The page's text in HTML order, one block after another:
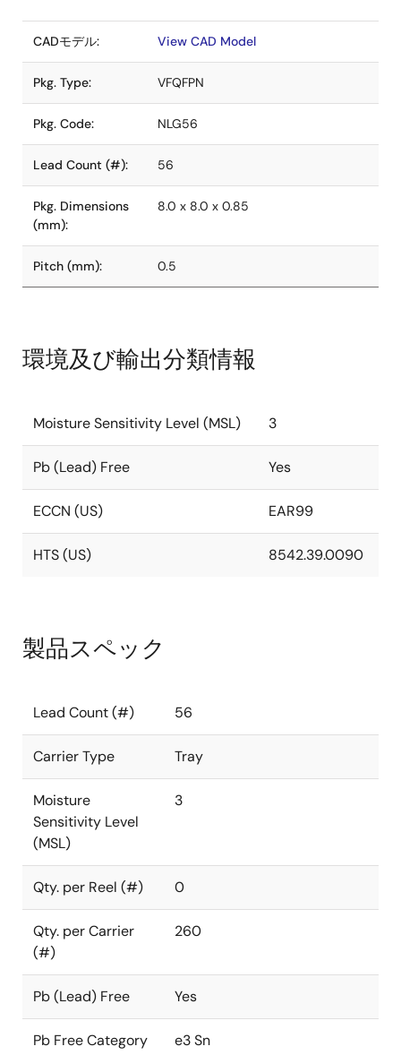
CADモデル: View CAD Model
Pkg. Type: VFQFPN
Pkg. Code: NLG56
Lead Count (#): 56
Pkg. Dimensions
(mm):
8.0 x 8.0 x 0.85
Pitch (mm): 0.5
環境及び輸出分類情報
Moisture Sensitivity Level (MSL) 3
Pb (Lead) Free Yes
ECCN (US) EAR99
HTS (US) 8542.39.0090
製品スペック
Lead Count (#) 56
Carrier Type Tray
Moisture
Sensitivity Level
(MSL)
3
Qty. per Reel (#) 0
Qty. per Carrier
(#)
260
Pb (Lead) Free Yes
Pb Free Category e3 Sn